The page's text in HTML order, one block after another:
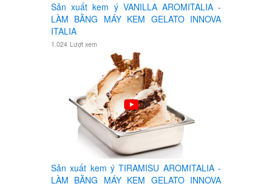
Sản xuất kem ý VANILLA AROMITALIA -
LÀM BẰNG MÁY KEM GELATO INNOVA
ITALIA
1.024 Lượt xem
Sản xuất kem ý TIRAMISU AROMITALIA -
LÀM BẰNG MÁY KEM GELATO INNOVA